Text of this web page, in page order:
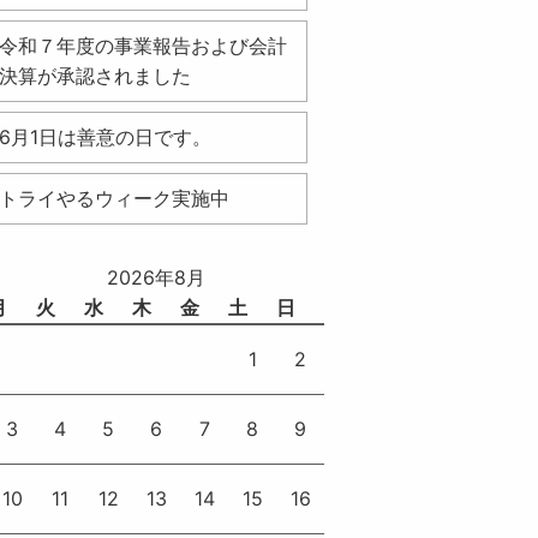
令和７年度の事業報告および会計
決算が承認されました
6月1日は善意の日です。
トライやるウィーク実施中
2026年8月
火 水 木 金 土 日
1 2
3 4 5 6 7 8 9
10 11 12 13 14 15 16